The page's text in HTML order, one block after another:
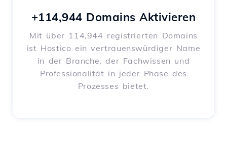
+114,944 Domains Aktivieren
Mit über 114,944 registrierten Domains
ist Hostico ein vertrauenswürdiger Name
in der Branche, der Fachwissen und
Professionalität in jeder Phase des
Prozesses bietet.